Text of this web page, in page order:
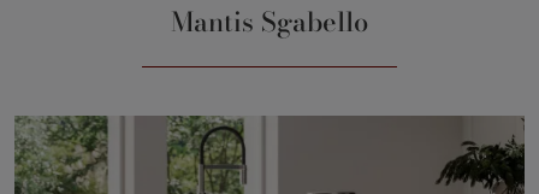
Mantis Sgabello